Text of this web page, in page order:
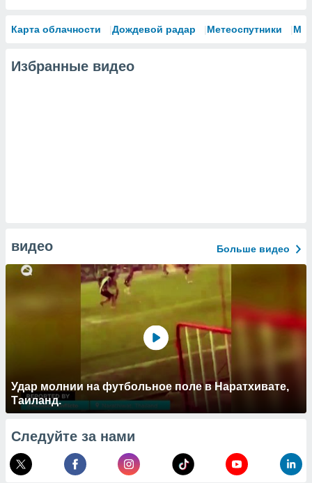
Карта облачности Дождевой радар Метеоспутники
Избранные видео
видео Больше видео
Удар молнии на футбольное поле в Наратхивате,
Таиланд.
Следуйте за нами